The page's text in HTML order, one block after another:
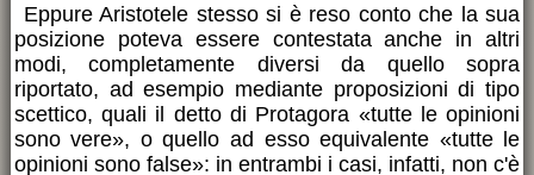
Eppure Aristotele stesso si è reso conto che la sua
posizione poteva essere contestata anche in altri
modi, completamente diversi da quello sopra
riportato, ad esempio mediante proposizioni di tipo
scettico, quali il detto di Protagora «tutte le opinioni
sono vere», o quello ad esso equivalente «tutte le
opinioni sono false»: in entrambi i casi, infatti, non c'è